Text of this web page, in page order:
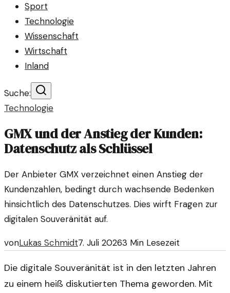
Sport
Technologie
Wissenschaft
Wirtschaft
Inland
Suche:
Technologie
GMX und der Anstieg der Kunden:
Datenschutz als Schlüssel
Der Anbieter GMX verzeichnet einen Anstieg der
Kundenzahlen, bedingt durch wachsende Bedenken
hinsichtlich des Datenschutzes. Dies wirft Fragen zur
digitalen Souveränität auf.
vonLukas Schmidt7. Juli 20263 Min Lesezeit
Die digitale Souveränität ist in den letzten Jahren
zu einem heiß diskutierten Thema geworden. Mit